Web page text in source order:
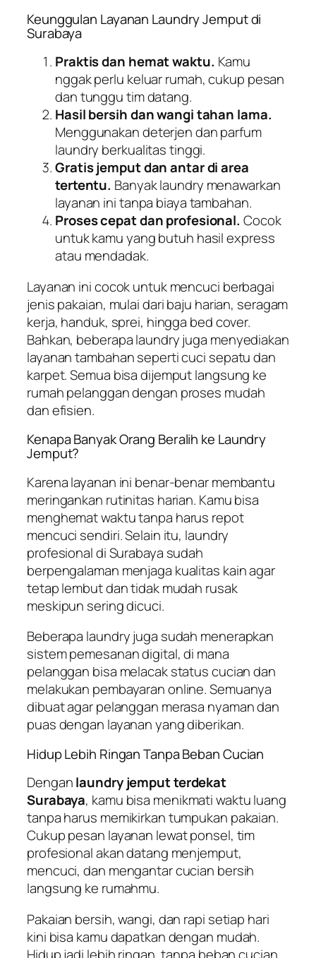
Keunggulan Layanan Laundry Jemput di
Surabaya
Praktis dan hemat waktu. Kamu
nggak perlu keluar rumah, cukup pesan
dan tunggu tim datang.
Hasil bersih dan wangi tahan lama.
Menggunakan deterjen dan parfum
laundry berkualitas tinggi.
Gratis jemput dan antar di area
tertentu. Banyak laundry menawarkan
layanan ini tanpa biaya tambahan.
Proses cepat dan profesional. Cocok
untuk kamu yang butuh hasil express
atau mendadak.
Layanan ini cocok untuk mencuci berbagai
jenis pakaian, mulai dari baju harian, seragam
kerja, handuk, sprei, hingga bed cover.
Bahkan, beberapa laundry juga menyediakan
layanan tambahan seperti cuci sepatu dan
karpet. Semua bisa dijemput langsung ke
rumah pelanggan dengan proses mudah
dan efisien.
Kenapa Banyak Orang Beralih ke Laundry
Jemput?
Karena layanan ini benar-benar membantu
meringankan rutinitas harian. Kamu bisa
menghemat waktu tanpa harus repot
mencuci sendiri. Selain itu, laundry
profesional di Surabaya sudah
berpengalaman menjaga kualitas kain agar
tetap lembut dan tidak mudah rusak
meskipun sering dicuci.
Beberapa laundry juga sudah menerapkan
sistem pemesanan digital, di mana
pelanggan bisa melacak status cucian dan
melakukan pembayaran online. Semuanya
dibuat agar pelanggan merasa nyaman dan
puas dengan layanan yang diberikan.
Hidup Lebih Ringan Tanpa Beban Cucian
Denganlaundry jemput terdekat
Surabaya, kamu bisa menikmati waktu luang
tanpa harus memikirkan tumpukan pakaian.
Cukup pesan layanan lewat ponsel, tim
profesional akan datang menjemput,
mencuci, dan mengantar cucian bersih
langsung ke rumahmu.
Pakaian bersih, wangi, dan rapi setiap hari
kini bisa kamu dapatkan dengan mudah.